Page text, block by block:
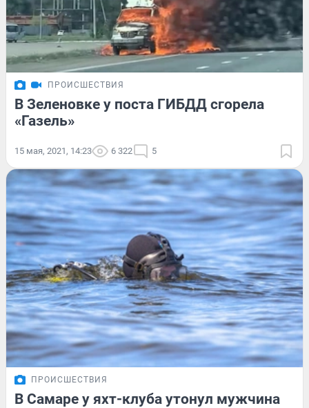
ПРОИСШЕСТВИЯ
В Зеленовке у поста ГИБДД сгорела
«Газель»
15 мая, 2021, 14:23 6 322 5
ПРОИСШЕСТВИЯ
В Самаре у яхт-клуба утонул мужчина